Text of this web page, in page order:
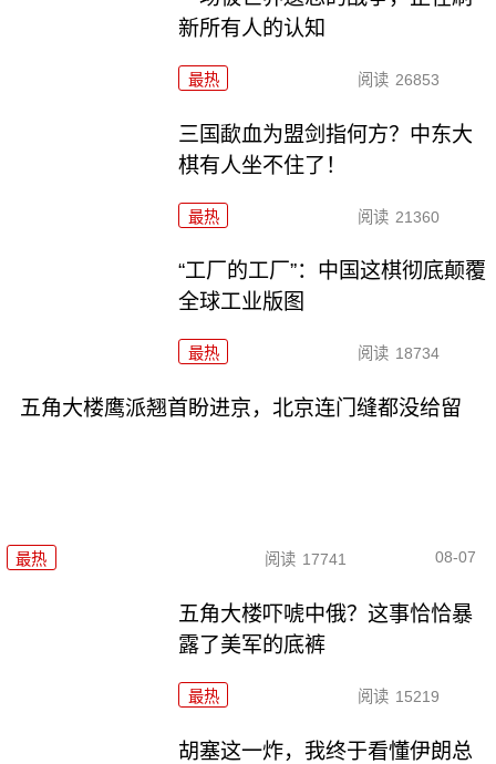
新所有人的认知
最热 阅读 26853
三国歃血为盟剑指何方？中东大
棋有人坐不住了！
最热 阅读 21360
“工厂的工厂”：中国这棋彻底颠覆
全球工业版图
最热 阅读 18734
五角大楼鹰派翘首盼进京，北京连门缝都没给留
最热 阅读 17741 08-07
五角大楼吓唬中俄？这事恰恰暴
露了美军的底裤
最热 阅读 15219
胡塞这一炸，我终于看懂伊朗总